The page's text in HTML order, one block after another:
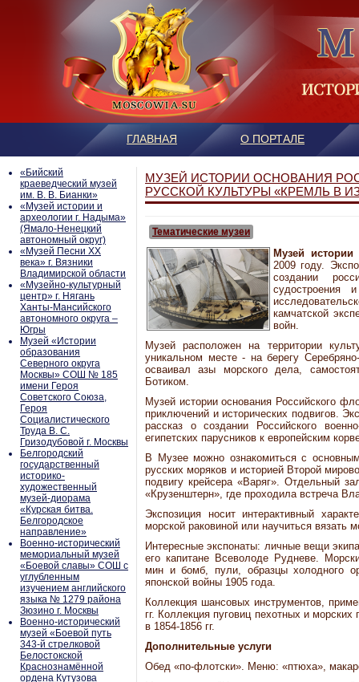
ГЛАВНАЯ О ПОРТАЛЕ
«Бийский
краеведческий музей
им. В. В. Бианки»
«Музей истории и
археологии г. Надыма»
(Ямало-Ненецкий
автономный округ)
«Музей Песни ХХ
века» г. Вязники
Владимирской области
«Музейно-культурный
центр» г. Нягань
Ханты-Мансийского
автономного округа –
Югры
Mузей «Истории
образования
Северного округа
Москвы» СОШ № 185
имени Героя
Советского Союза,
Героя
Социалистического
Труда В. С.
Гризодубовой г. Москвы
Белгородский
государственный
историко-
художественный
музей-диорама
«Курская битва.
Белгородское
направление»
Военно-исторический
мемориальный музей
«Боевой славы» СОШ с
углубленным
изучением английского
языка № 1279 района
Зюзино г. Москвы
Военно-исторический
музей «Боевой путь
343-й стрелковой
Белостокской
Краснознамённой
ордена Кутузова
МУЗЕЙ ИСТОРИИ ОСНОВАНИЯ
РУССКОЙ КУЛЬТУРЫ «КРЕМЛЬ В
Тематические музеи
Музей истории
2009 году.
создании
судостроения
камчатской
войн.
Музей расположен на территории
уникальном месте - на берегу
осваивал азы морского дела,
Ботиком.
Музей истории основания Российского
приключений и исторических подвигов.
рассказ о создании Российского
египетских парусников к европейским
В Музее можно ознакомиться с
русских моряков и историей Второй
подвигу крейсера «Варяг». Отдельный
«Крузенштерн», где проходила встреча
Экспозиция носит интерактивный
морской раковиной или научиться вязать
Интересные экспонаты: личные вещи
его капитане Всеволоде Рудневе.
мин и бомб, пули, образцы холодного
японской войны 1905 года.
Коллекция шансовых инструментов,
гг. Коллекция пуговиц пехотных и
в 1854-1856 гг.
Дополнительные услуги
Обед «по-флотски». Меню: «птюха»,